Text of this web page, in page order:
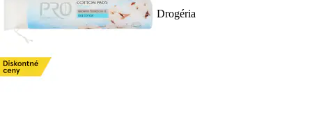
Drogéria